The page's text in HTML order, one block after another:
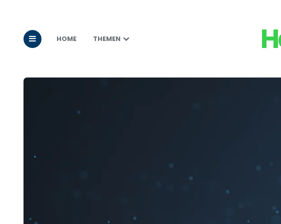
HOME THEMEN